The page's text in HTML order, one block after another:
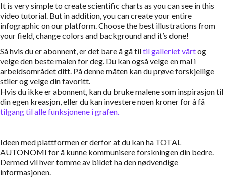
It is very simple to create scientific charts as you can see in this
video tutorial. But in addition, you can create your entire
infographic on our platform. Choose the best illustrations from
your field, change colors and background and it’s done!
Så hvis du er abonnent, er det bare å gå tiltil galleriet vårtog
velge den beste malen for deg. Du kan også velge en mal i
arbeidsområdet ditt. På denne måten kan du prøve forskjellige
stiler og velge din favoritt.
Hvis du ikke er abonnent, kan du bruke malene som inspirasjon til
din egen kreasjon, eller du kan investere noen kroner for å få
tilgang til alle funksjonene i grafen.
Ideen med plattformen er derfor at du kan ha TOTAL
AUTONOMI for å kunne kommunisere forskningen din bedre.
Dermed vil hver tomme av bildet ha den nødvendige
informasjonen.